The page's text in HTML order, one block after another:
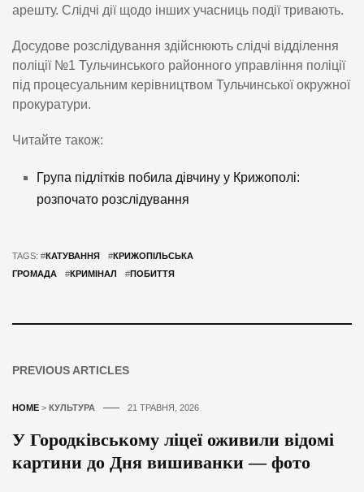
арешту. Слідчі дії щодо інших учасниць події тривають.
Досудове розслідування здійснюють слідчі відділення
поліції №1 Тульчинського районного управління поліції
під процесуальним керівництвом Тульчинської окружної
прокуратури.
Читайте також:
Група підлітків побила дівчину у Крижополі:
розпочато розслідування
TAGS: #КАТУВАННЯ #КРИЖОПІЛЬСЬКА
ГРОМАДА
#КРИМІНАЛ #ПОБИТТЯ
PREVIOUS ARTICLES
HOME > КУЛЬТУРА 21 ТРАВНЯ, 2026
У Городківському ліцеї оживили відомі
картини до Дня вишиванки — фото